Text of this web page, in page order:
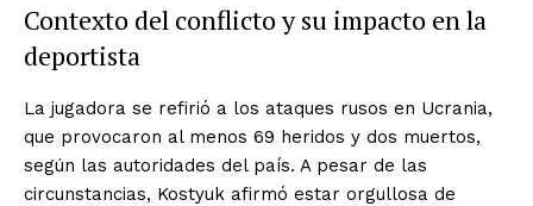
Contexto del conflicto y su impacto en la
deportista
La jugadora se refirió a los ataques rusos en Ucrania,
que provocaron al menos 69 heridos y dos muertos,
según las autoridades del país. A pesar de las
circunstancias, Kostyuk afirmó estar orgullosa de